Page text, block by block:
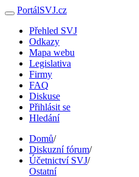
PortálSVJ.cz
Přehled SVJ
Odkazy
Mapa webu
Legislativa
Firmy
FAQ
Diskuse
Přihlásit se
Hledání
Domů/
Diskuzní fórum/
Účetnictví SVJ/
Ostatní